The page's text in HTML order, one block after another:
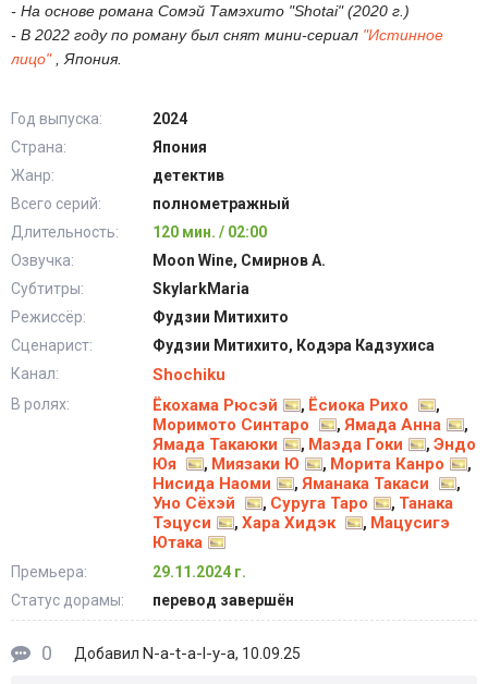
- На основе романа Сомэй Тамэхито "Shotai" (2020 г.)
- В 2022 году по роману был снят мини-сериал "Истинное
лицо"
, Япония.
Год выпуска:
2024
Страна:
Япония
Жанр:
детектив
Всего серий:
полнометражный
Длительность:
120 мин. / 02:00
Озвучка:
Moon Wine, Смирнов А.
Субтитры:
SkylarkMaria
Режиссёр:
Фудзии Митихито
Сценарист:
Фудзии Митихито, Кодэра Кадзухиса
Канал:
Shochiku
В ролях: Ёкохама Рюсэй , Ёсиока Рихо ,
Моримото Синтаро , Ямада Анна ,
Ямада Такаюки , Маэда Гоки , Эндо
Юя
, Миязаки Ю , Морита Канро ,
Нисида Наоми , Яманака Такаси ,
Уно Сёхэй , Суруга Таро , Танака
Тэцуси
, Хара Хидэк , Мацусигэ
Ютака
Премьера:
29.11.2024 г.
Статус дорамы:
перевод завершён
0 Добавил N-a-t-a-l-y-a, 10.09.25